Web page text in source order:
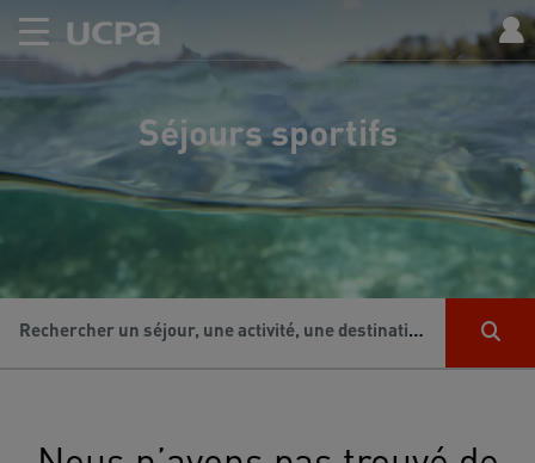
Séjours sportifs
Rechercher un séjour, une activité, une destination...